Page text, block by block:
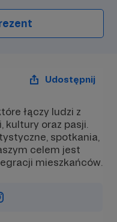
Udostępnij
łączy ludzi z
kultury oraz pasji.
spotkania,
celem jest
mieszkańców.